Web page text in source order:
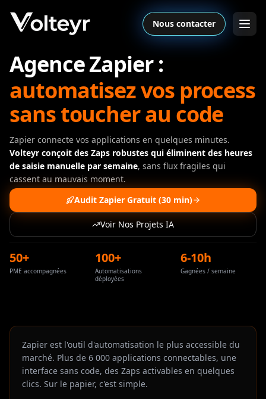
Nous contacter
Agence Zapier :
automatisez vos process
sans toucher au code
Zapier connecte vos applications en quelques minutes.
Volteyr conçoit des Zaps robustes qui éliminent des heures
de saisie manuelle par semaine, sans flux fragiles qui
cassent au mauvais moment.
Audit Zapier Gratuit (30 min)
Voir Nos Projets IA
50+
PME accompagnées
100+
Automatisations
déployées
6-10h
Gagnées / semaine
Zapier est l'outil d'automatisation le plus accessible du
marché. Plus de 6 000 applications connectables, une
interface sans code, des Zaps activables en quelques
clics. Sur le papier, c'est simple.